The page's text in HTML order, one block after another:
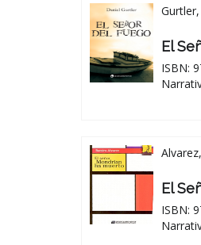
El
ISBN:
El
ISBN: